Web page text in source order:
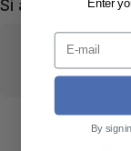
Si abbina bene
Enter
E-mail
By